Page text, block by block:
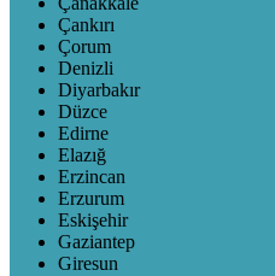
Çankırı
Çorum
Denizli
Diyarbakır
Düzce
Edirne
Elazığ
Erzincan
Erzurum
Eskişehir
Gaziantep
Giresun